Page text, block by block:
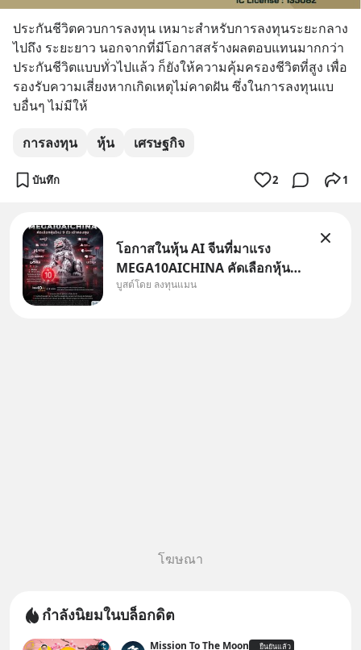
ประกันชีวิตควบการลงทุน เหมาะสำหรับการลงทุนระยะกลาง
ไปถึง ระยะยาว นอกจากที่มีโอกาสสร้างผลตอบแทนมากกว่า
ประกันชีวิตแบบทั่วไปแล้ว ก็ยังให้ความคุ้มครองชีวิตที่สูง เพื่อ
รองรับความเสี่ยงหากเกิดเหตุไม่คาดฝัน ซึ่งในการลงทุนแบ
บอื่นๆ ไม่มีให้
การลงทุน หุ้น เศรษฐกิจ
บันทึก 2 1
โอกาสในหุ้น AI จีนที่มาแรง
MEGA10AICHINA คัดเลือกหุ้น
ใหม่ 9 ตัว เข้ากองทุน.. ครอบคลุม
บูสต์โดย ลงทุนแมน
โฆษณา
กำลังนิยมในบล็อกดิต
Mission To The Moon ยืนยันแล้ว